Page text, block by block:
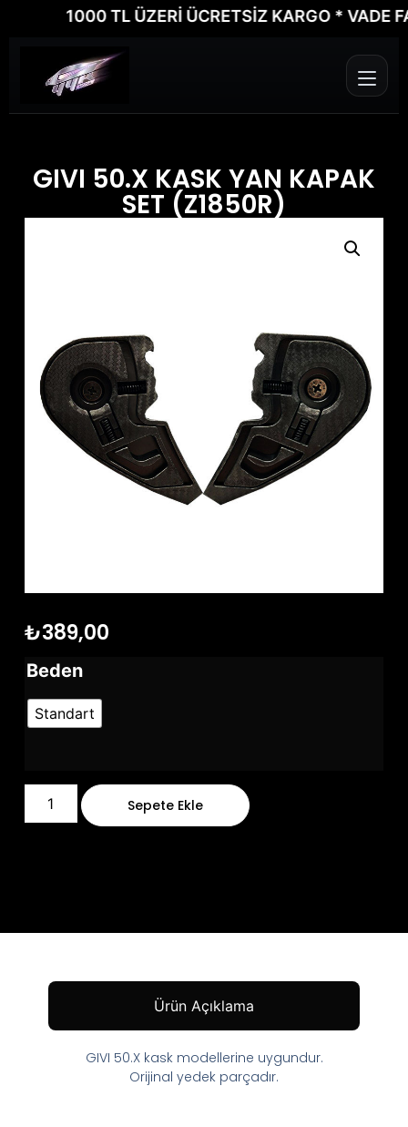
1000 TL ÜZERİ ÜCRETSİZ KARGO * VADE
GIVI 50.X KASK YAN KAPAK
SET (Z1850R)
₺389,00
Beden
Standart
Sepete Ekle
Ürün Açıklama
GIVI 50.X kask modellerine uygundur.
Orijinal yedek parçadır.